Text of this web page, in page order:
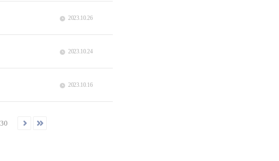
2023.10.26
2023.10.24
2023.10.16
30